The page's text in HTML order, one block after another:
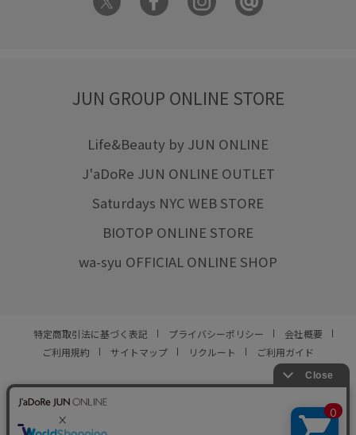
JUN GROUP ONLINE STORE
Life&Beauty by JUN ONLINE
J'aDoRe JUN ONLINE OUTLET
Saturdays NYC WEB STORE
BIOTOP ONLINE STORE
wa-syu OFFICIAL ONLINE SHOP
特定商取引法に基づく表記 プライバシーポリシー
会社概要
ご利用規約
サイトマップ リクルート ご利用ガイド
© JUN CO.,LTD. ALL RIGHTS RESERVED.